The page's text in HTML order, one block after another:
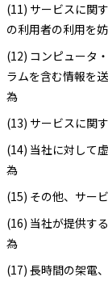
(11) サービスに関
の利用者の利用を
(12) コンピュータ
ラムを含む情報を
為
(13) サービスに関
(14) 当社に対して
為
(15) その他、サー
(16) 当社が提供す
為
(17) 長時間の架電